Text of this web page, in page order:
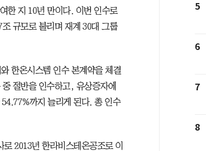
한 지 10년 만이다. 이번 인수로
규모로 불리며 재계 30대 그룹
한온시스템 인수 본계약을 체결
절반을 인수하고, 유상증자에
까지 늘리게 된다. 총 인수
2013년 한라비스테온공조로 이
5
6
7
8